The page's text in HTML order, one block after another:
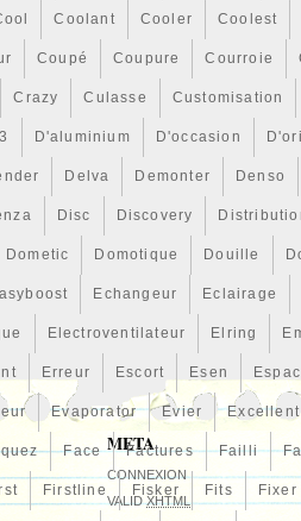
Coolant Cooler Coolest
Coupé Coupure Courroie
Crazy Culasse Customisation
D'aluminium D'occasion
Delva Demonter Denso
Disc Discovery
Dometic Domotique Douille
Echangeur Eclairage
Electroventilateur Elring
Erreur Escort Esen
Evaporator Evier Excellent
Face Factures Failli
Firstline Fisker Fits Fixer
ce cas, le transporteur
est arrivé cassé
de demander une
problèmes avec votre
les 3 jours ouvrables
prévoir 4 à 10 jours
et 8 à 14 jours
La livraison des articles
de temps en raison
manutention appliquées
lituanienne dans le monde
peuvent
surdimensionnés
nous contacter avant
par courrier
de suivi dès l’ is de
USA, vous devez suivre
votre pays. Les pays
META
CONNEXION
VALIDXHTML